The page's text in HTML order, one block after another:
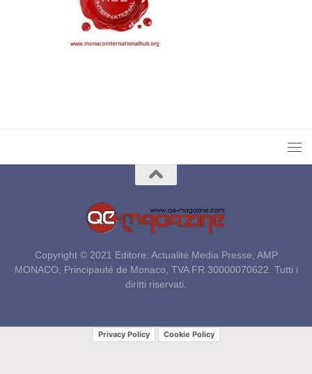
Copyright © 2021 Editore: Actualité Media Presse, AMP
MONACO, Principauté de Monaco, TVA FR 30000070622. Tutti i
diritti riservati.
Privacy Policy Cookie Policy